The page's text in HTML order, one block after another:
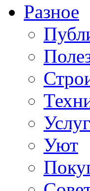
Разное
Уют